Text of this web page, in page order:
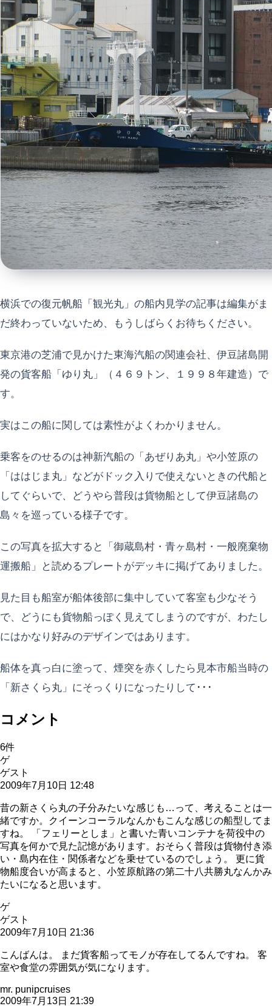
横浜での復元帆船「観光丸」の船内見学の記事は編集がま
だ終わっていないため、もうしばらくお待ちください。
東京港の芝浦で見かけた東海汽船の関連会社、伊豆諸島開
発の貨客船「ゆり丸」（４６９トン、１９９８年建造）で
す。
実はこの船に関しては素性がよくわかりません。
乗客をのせるのは神新汽船の「あぜりあ丸」や小笠原の
「ははじま丸」などがドック入りで使えないときの代船と
してぐらいで、どうやら普段は貨物船として伊豆諸島の
島々を巡っている様子です。
この写真を拡大すると「御蔵島村・青ヶ島村・一般廃棄物
運搬船」と読めるプレートがデッキに掲げてありました。
見た目も船室が船体後部に集中していて客室も少なそう
で、どうにも貨物船っぽく見えてしまうのですが、わたし
にはかなり好みのデザインではあります。
船体を真っ白に塗って、煙突を赤くしたら見本市船当時の
「新さくら丸」にそっくりになったりして･･･
コメント
6件
ゲ
ゲスト
2009年7月10日 12:48
昔の新さくら丸の子分みたいな感じも…って、考えることは一
緒ですか。クイーンコーラルなんかもこんな感じの船型してま
すね。 「フェリーとしま」と書いた青いコンテナを荷役中の
写真を何かで見た記憶があります。おそらく普段は貨物付き添
い・島内在住・関係者などを乗せているのでしょう。 更に貨
物船度合いが高まると、小笠原航路の第二十八共勝丸なんかみ
たいになると思います。
ゲ
ゲスト
2009年7月10日 21:36
こんばんは。 まだ貨客船ってモノが存在してるんですね。 客
室や食堂の雰囲気が気になります。
mr. punipcruises
2009年7月13日 21:39